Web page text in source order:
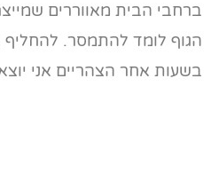
ברחבי הבית מאווררים
הגוף לומד להתמסר. להחליף
בשעות אחר הצהריים אני